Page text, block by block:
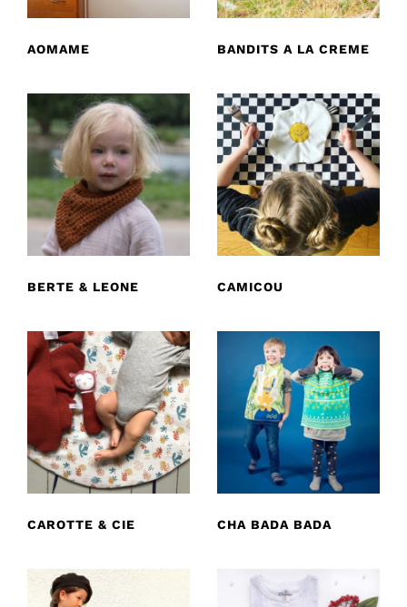
AOMAME BANDITS A LA CREME
BERTE & LEONE CAMICOU
CAROTTE & CIE CHA BADA BADA